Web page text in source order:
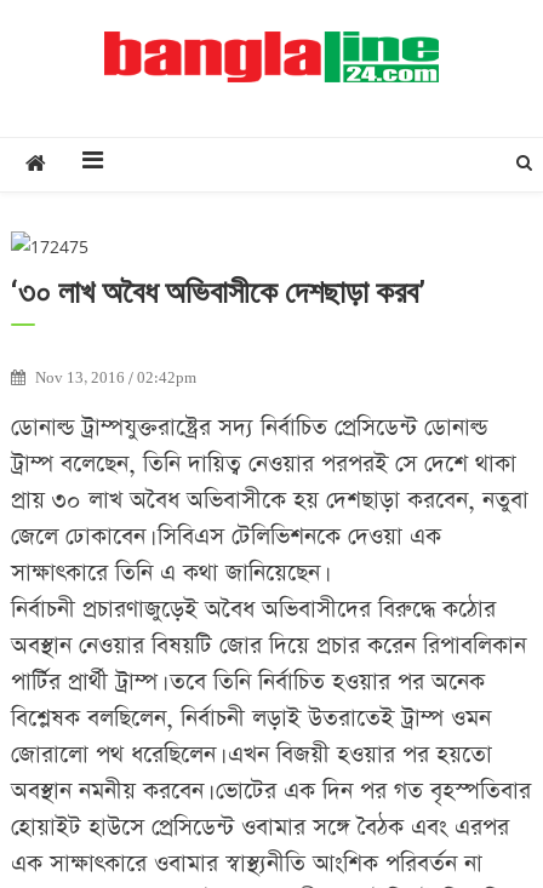
‘৩০ লাখ অবৈধ অভিবাসীকে দেশছাড়া করব’
Nov 13, 2016 / 02:42pm
ডোনাল্ড ট্রাম্পযুক্তরাষ্ট্রের সদ্য নির্বাচিত প্রেসিডেন্ট ডোনাল্ড
ট্রাম্প বলেছেন, তিনি দায়িত্ব নেওয়ার পরপরই সে দেশে থাকা
প্রায় ৩০ লাখ অবৈধ অভিবাসীকে হয় দেশছাড়া করবেন, নতুবা
জেলে ঢোকাবেন। সিবিএস টেলিভিশনকে দেওয়া এক
সাক্ষাৎকারে তিনি এ কথা জানিয়েছেন।
নির্বাচনী প্রচারণাজুড়েই অবৈধ অভিবাসীদের বিরুদ্ধে কঠোর
অবস্থান নেওয়ার বিষয়টি জোর দিয়ে প্রচার করেন রিপাবলিকান
পার্টির প্রার্থী ট্রাম্প। তবে তিনি নির্বাচিত হওয়ার পর অনেক
বিশ্লেষক বলছিলেন, নির্বাচনী লড়াই উতরাতেই ট্রাম্প ওমন
জোরালো পথ ধরেছিলেন। এখন বিজয়ী হওয়ার পর হয়তো
অবস্থান নমনীয় করবেন। ভোটের এক দিন পর গত বৃহস্পতিবার
হোয়াইট হাউসে প্রেসিডেন্ট ওবামার সঙ্গে বৈঠক এবং এরপর
এক সাক্ষাৎকারে ওবামার স্বাস্থ্যনীতি আংশিক পরিবর্তন না